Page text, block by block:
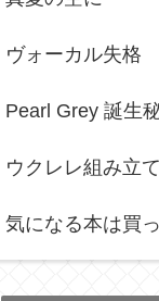
ヴォーカル失格
Pearl Grey 誕生
ウクレレ組み立て
気になる本は買